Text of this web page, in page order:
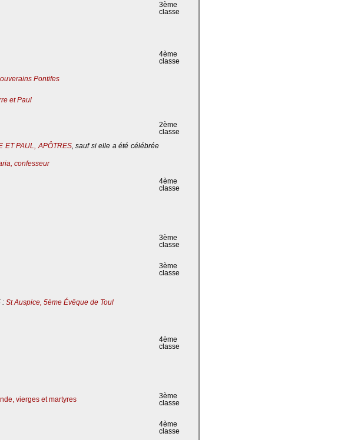
3ème
classe
4ème
classe
Pontifes
et Paul
2ème
classe
ET PAUL, APÔTRES, sauf si elle a été célébrée
confesseur
4ème
classe
3ème
classe
3ème
classe
: St Auspice, 5ème Évêque de Toul
4ème
classe
vierges et martyres
3ème
classe
4ème
classe